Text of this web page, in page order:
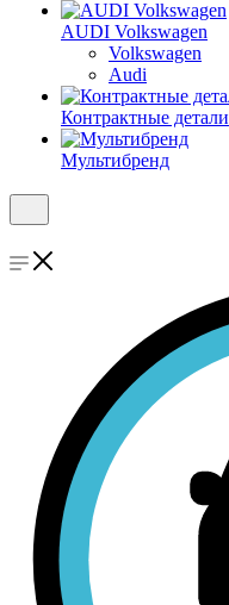
AUDI Volkswagen
Volkswagen
Audi
Контрактные детали
Мультибренд